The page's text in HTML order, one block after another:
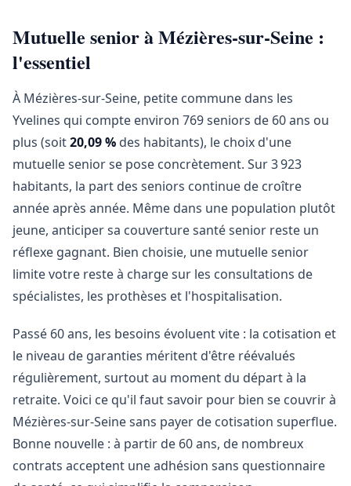
Mutuelle senior à Mézières-sur-Seine :
l'essentiel
À Mézières-sur-Seine, petite commune dans les
Yvelines qui compte environ 769 seniors de 60 ans ou
plus (soit20,09 % des habitants), le choix d'une
mutuelle senior se pose concrètement. Sur 3 923
habitants, la part des seniors continue de croître
année après année. Même dans une population plutôt
jeune, anticiper sa couverture santé senior reste un
réflexe gagnant. Bien choisie, une mutuelle senior
limite votre reste à charge sur les consultations de
spécialistes, les prothèses et l'hospitalisation.
Passé 60 ans, les besoins évoluent vite : la cotisation et
le niveau de garanties méritent d'être réévalués
régulièrement, surtout au moment du départ à la
retraite. Voici ce qu'il faut savoir pour bien se couvrir à
Mézières-sur-Seine sans payer de cotisation superflue.
Bonne nouvelle : à partir de 60 ans, de nombreux
contrats acceptent une adhésion sans questionnaire